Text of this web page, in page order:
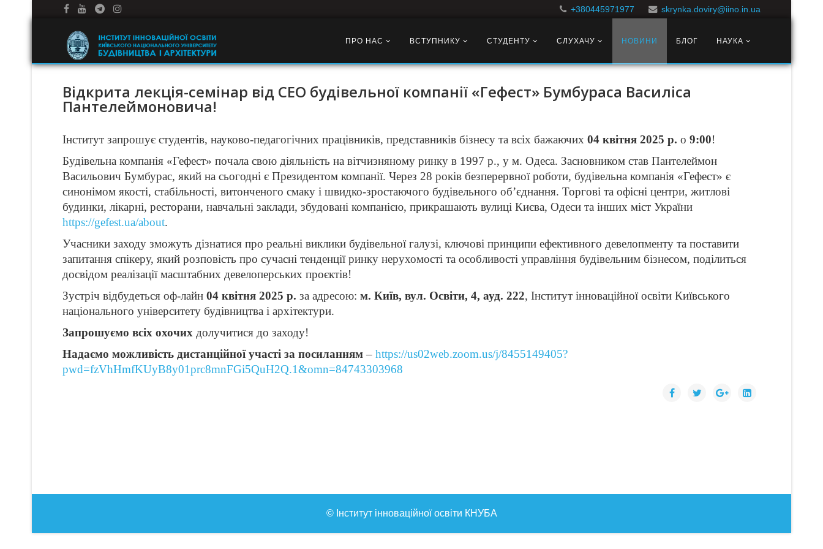
+380445971977 skrynka.doviry@iino.in.ua
ПРО НАС ВСТУПНИКУ СТУДЕНТУ СЛУХАЧУ НОВИНИ БЛОГ НАУКА
Відкрита лекція-семінар від СЕО будівельної компанії «Гефест» Бумбураса Василіса
Пантелеймоновича!
Інститут запрошує студентів, науково-педагогічних працівників, представників бізнесу та всіх бажаючих 04 квітня 2025 р. о 9:00!
Будівельна компанія «Гефест» почала свою діяльність на вітчизняному ринку в 1997 р., у м. Одеса. Засновником став Пантелеймон
Васильович Бумбурас, який на сьогодні є Президентом компанії. Через 28 років безперервної роботи, будівельна компанія «Гефест» є
синонімом якості, стабільності, витонченого смаку і швидко-зростаючого будівельного об’єднання. Торгові та офісні центри, житлові
будинки, лікарні, ресторани, навчальні заклади, збудовані компанією, прикрашають вулиці Києва, Одеси та інших міст України
https://gefest.ua/about.
Учасники заходу зможуть дізнатися про реальні виклики будівельної галузі, ключові принципи ефективного девелопменту та поставити
запитання спікеру, який розповість про сучасні тенденції ринку нерухомості та особливості управління будівельним бізнесом, поділиться
досвідом реалізації масштабних девелоперських проєктів!
Зустріч відбудеться оф-лайн 04 квітня 2025 р. за адресою: м. Київ, вул. Освіти, 4, ауд. 222, Інститут інноваційної освіти Київського
національного університету будівництва і архітектури.
Запрошуємо всіх охочих долучитися до заходу!
Надаємо можливість дистанційної участі за посиланням– https://us02web.zoom.us/j/8455149405?
pwd=fzVhHmfKUyB8y01prc8mnFGi5QuH2Q.1&omn=84743303968
© Інститут інноваційної освіти КНУБА